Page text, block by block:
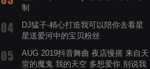
制
DJ猛子-精心打造我可以陪你去看星
星送爱河中的宝贝粉丝
AUG 2019抖音舞曲 夜店慢摇 来自天
堂的魔鬼 我的天空 多想爱你 别说我